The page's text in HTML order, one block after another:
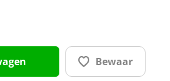
Bewaar